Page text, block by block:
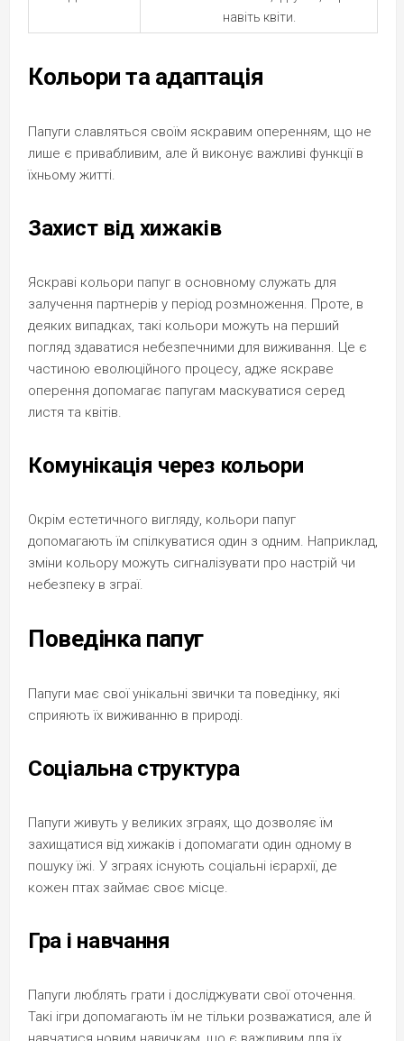
навіть квіти.
Кольори та адаптація
Папуги славляться своїм яскравим оперенням, що не
лише є привабливим, але й виконує важливі функції в
їхньому житті.
Захист від хижаків
Яскраві кольори папуг в основному служать для
залучення партнерів у період розмноження. Проте, в
деяких випадках, такі кольори можуть на перший
погляд здаватися небезпечними для виживання. Це є
частиною еволюційного процесу, адже яскраве
оперення допомагає папугам маскуватися серед
листя та квітів.
Комунікація через кольори
Окрім естетичного вигляду, кольори папуг
допомагають їм спілкуватися один з одним. Наприклад,
зміни кольору можуть сигналізувати про настрій чи
небезпеку в зграї.
Поведінка папуг
Папуги має свої унікальні звички та поведінку, які
сприяють їх виживанню в природі.
Соціальна структура
Папуги живуть у великих зграях, що дозволяє їм
захищатися від хижаків і допомагати один одному в
пошуку їжі. У зграях існують соціальні ієрархії, де
кожен птах займає своє місце.
Гра і навчання
Папуги люблять грати і досліджувати свої оточення.
Такі ігри допомагають їм не тільки розважатися, але й